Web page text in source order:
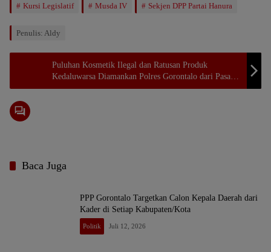
Kursi Legislatif
Musda IV Sekjen DPP Partai Hanura
Penulis: Aldy
Puluhan Kosmetik Ilegal dan Ratusan Produk
Kedaluwarsa Diamankan Polres Gorontalo dari Pasar
Limboto
Baca Juga
PPP Gorontalo Targetkan Calon Kepala Daerah dari
Kader di Setiap Kabupaten/Kota
Politik Juli 12, 2026